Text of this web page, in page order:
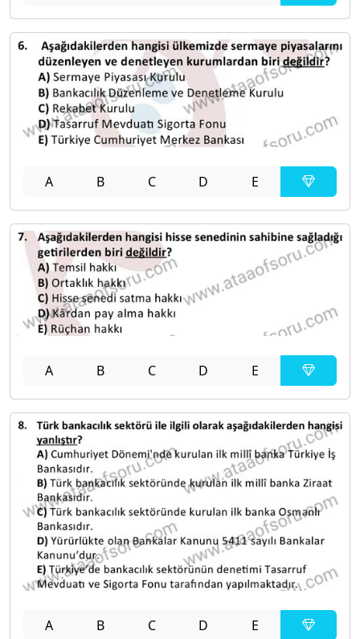
A B C D E
A B C D E
A B C D E